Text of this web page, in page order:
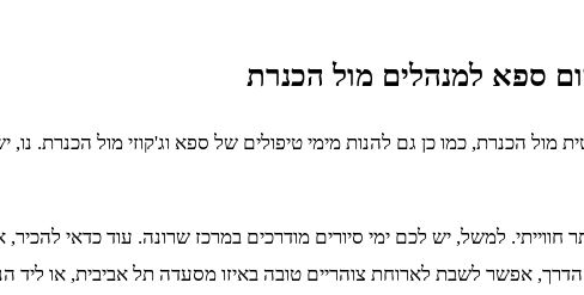
ספא למנהלים מול הכנרת
מול הכנרת, כמו כן גם להנות מימי טיפולים של ספא וג'קוזי מול הכנרת.
למשל, יש לכם ימי סיורים מודרכים במרכז שרונה. עוד כדאי
אפשר לשבת לארוחת צוהריים טובה באיזו מסעדה תל אביבית, או ליד